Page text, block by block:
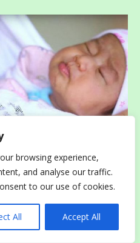
browsing experience,
and analyse our traffic.
to our use of cookies.
All Accept All
во время родов»,
Зайоны. «У наших
и ни одна из них не
время или после родов»